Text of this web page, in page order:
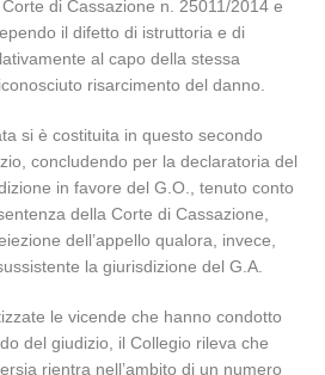
di Cassazione n. 25011/2014 e
il difetto di istruttoria e di
al capo della stessa
risarcimento del danno.
si è costituita in questo secondo
concludendo per la declaratoria del
in favore del G.O., tenuto conto
della Corte di Cassazione,
dell’appello qualora, invece,
la giurisdizione del G.A.
le vicende che hanno condotto
del giudizio, il Collegio rileva che
rientra nell’ambito di un numero